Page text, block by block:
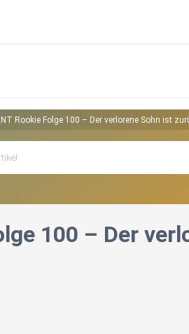
Rookie Folge 100 – Der verlorene Sohn ist
100 – Der